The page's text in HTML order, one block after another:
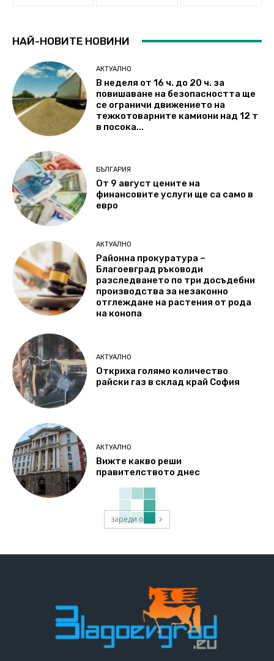
НАЙ-НОВИТЕ НОВИНИ
АКТУАЛНО
В неделя от 16 ч. до 20 ч. за
повишаване на безопасността ще
се ограничи движението на
тежкотоварните камиони над 12 т
в посока...
БЪЛГАРИЯ
От 9 август цените на
финансовите услуги ще са само в
евро
АКТУАЛНО
Районна прокуратура –
Благоевград ръководи
разследването по три досъдебни
производства за незаконно
отглеждане на растения от рода
на конопа
АКТУАЛНО
Откриха голямо количество
райски газ в склад край София
АКТУАЛНО
Вижте какво реши
правителството днес
зареди още